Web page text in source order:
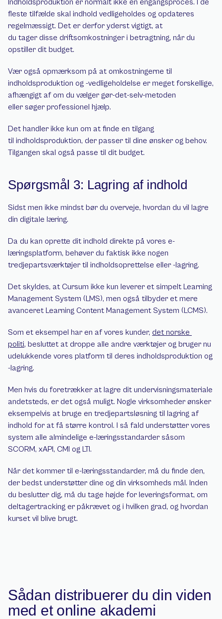
Indholdsproduktion er normalt ikke en engangsproces. I de
fleste tilfælde skal indhold vedligeholdes og opdateres
regelmæssigt. Det er derfor yderst vigtigt, at
du tager disse driftsomkostninger i betragtning, når du
opstiller dit budget.
Vær også opmærksom på at omkostningerne til
indholdsproduktion og -vedligeholdelse er meget forskellige,
afhængigt af om du vælger gør-det-selv-metoden
eller søger professionel hjælp.
Det handler ikke kun om at finde en tilgang
til indholdsproduktion, der passer til dine ønsker og behov.
Tilgangen skal også passe til dit budget.
Spørgsmål 3: Lagring af indhold
Sidst men ikke mindst bør du overveje, hvordan du vil lagre
din digitale læring.
Da du kan oprette dit indhold direkte på vores e-
læringsplatform, behøver du faktisk ikke nogen
tredjepartsværktøjer til indholdsoprettelse eller -lagring.
Det skyldes, at Cursum ikke kun leverer et simpelt Learning
Management System (LMS), men også tilbyder et mere
avanceret Learning Content Management System (LCMS).
Som et eksempel har en af vores kunder, det norske
politi, besluttet at droppe alle andre værktøjer og bruger nu
udelukkende vores platform til deres indholdsproduktion og
-lagring.
Men hvis du foretrækker at lagre dit undervisningsmateriale
andetsteds, er det også muligt. Nogle virksomheder ønsker
eksempelvis at bruge en tredjepartsløsning til lagring af
indhold for at få større kontrol. I så fald understøtter vores
system alle almindelige e-læringsstandarder såsom
SCORM, xAPI, CMI og LTI.
Når det kommer til e-læringsstandarder, må du finde den,
der bedst understøtter dine og din virksomheds mål. Inden
du beslutter dig, må du tage højde for leveringsformat, om
deltagertracking er påkrævet og i hvilken grad, og hvordan
kurset vil blive brugt.
Sådan distribuerer du din viden
med et online akademi